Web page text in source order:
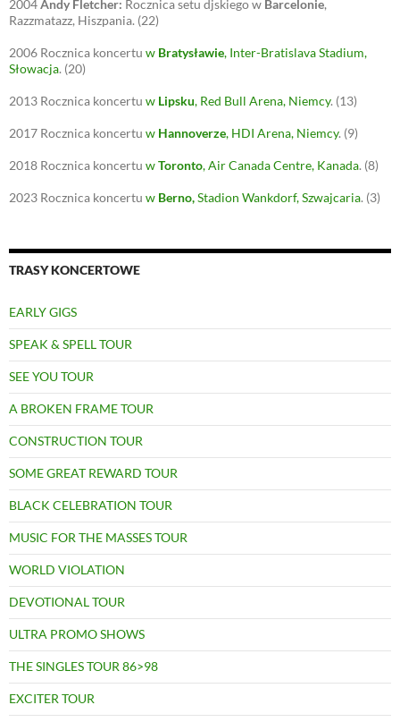
2004Andy Fletcher: Rocznica setu djskiego w Barcelonie,
Razzmatazz, Hiszpania. (22)
2006 Rocznica koncertu w Bratysławie, Inter-Bratislava Stadium,
Słowacja. (20)
2013 Rocznica koncertu w Lipsku, Red Bull Arena, Niemcy. (13)
2017 Rocznica koncertu w Hannoverze, HDI Arena, Niemcy. (9)
2018 Rocznica koncertu wToronto, Air Canada Centre, Kanada. (8)
2023 Rocznica koncertu w Berno,Stadion Wankdorf, Szwajcaria. (3)
TRASY KONCERTOWE
EARLY GIGS
SPEAK & SPELL TOUR
SEE YOU TOUR
A BROKEN FRAME TOUR
CONSTRUCTION TOUR
SOME GREAT REWARD TOUR
BLACK CELEBRATION TOUR
MUSIC FOR THE MASSES TOUR
WORLD VIOLATION
DEVOTIONAL TOUR
ULTRA PROMO SHOWS
THE SINGLES TOUR 86>98
EXCITER TOUR